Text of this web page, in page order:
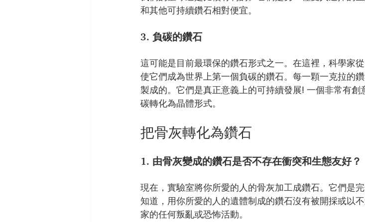
和其他可持續鑽石相對便宜。
3. 負碳的鑽石
這可能是目前最環保的鑽石形式之一。在這裡，科學家
使它們成為世界上第一個負碳的鑽石。每一顆一克拉的
製成的。它們是真正意義上的可持續發展! 一個非常有
碳轉化為晶體形式。
把骨灰轉化為鑽石
1. 由骨灰變成的鑽石是否不存在衝突和生態友好？
現在，實驗室將你所愛的人的骨灰加工成鑽石。它們是
知道，用你所愛的人的遺體制成的鑽石沒有被開採或以
家的任何叛亂或恐怖活動。